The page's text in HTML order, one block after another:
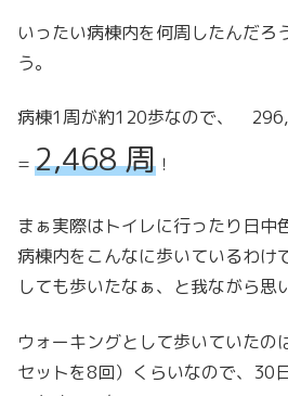
いったい病棟内を何周したんだろ
う。
病棟1周が約120歩なので、
= 2,468 周 ！
まぁ実際はトイレに行ったり日中
病棟内をこんなに歩いているわけ
しても歩いたなぁ、と我ながら思
ウォーキングとして歩いていた
セットを8回）くらいなので、30